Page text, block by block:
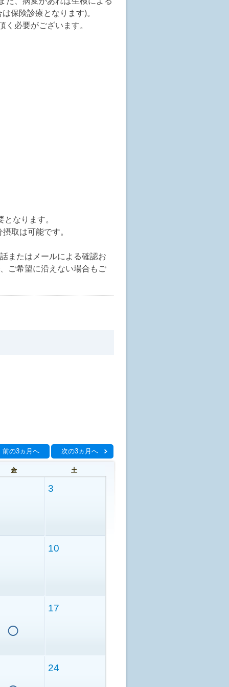
保険診療となります)。
必要がございます。
なります。
取は可能です。
またはメールによる確認お
ご希望に沿えない場合もご
前の3ヵ月へ 次の3ヵ月へ
金 土
3
10
○
17
24